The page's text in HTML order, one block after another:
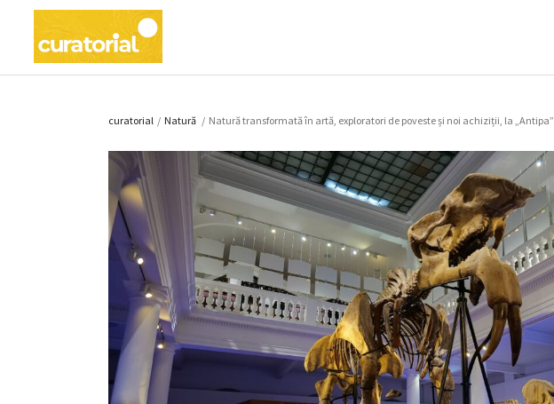
curatorial / Natură / Natură transformată în artă, exploratori de poveste și noi achiziții, la „Antipa”